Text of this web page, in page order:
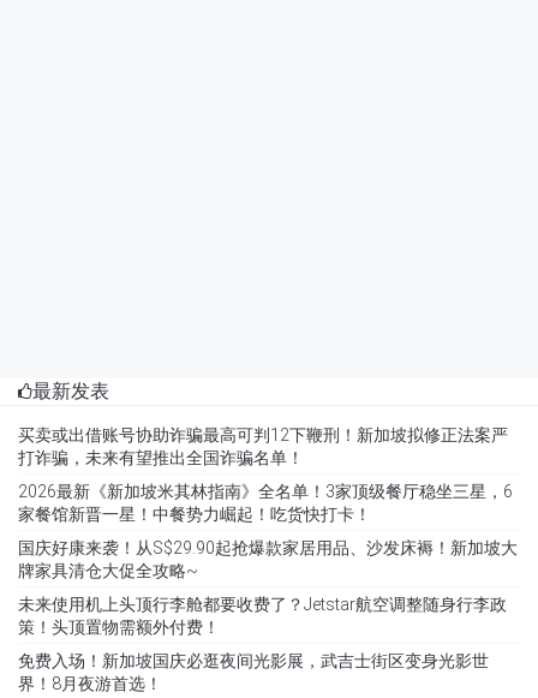
最新发表
买卖或出借账号协助诈骗最高可判12下鞭刑！新加坡拟修正法案严
打诈骗，未来有望推出全国诈骗名单！
2026最新《新加坡米其林指南》全名单！3家顶级餐厅稳坐三星，6
家餐馆新晋一星！中餐势力崛起！吃货快打卡！
国庆好康来袭！从S$29.90起抢爆款家居用品、沙发床褥！新加坡大
牌家具清仓大促全攻略~
未来使用机上头顶行李舱都要收费了？Jetstar航空调整随身行李政
策！头顶置物需额外付费！
免费入场！新加坡国庆必逛夜间光影展，武吉士街区变身光影世
界！8月夜游首选！